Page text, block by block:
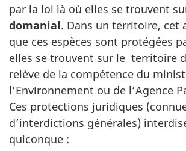
par la loi là où elles se trouvent
domanial. Dans un territoire, cet
que ces espèces sont protégées
elles se trouvent sur le territoire
relève de la compétence du
l’Environnement ou de l’Agence
Ces protections juridiques
d’interdictions générales)
quiconque :